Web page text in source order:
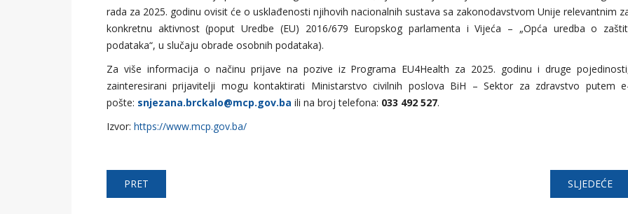
rada za 2025. godinu ovisit će o usklađenosti njihovih nacionalnih sustava sa zakonodavstvom Unije relevantnim
konkretnu aktivnost (poput Uredbe (EU) 2016/679 Europskog parlamenta i Vijeća – „Opća uredba o
podataka“, u slučaju obrade osobnih podataka).
Za više informacija o načinu prijave na pozive iz Programa EU4Health za 2025. godinu i druge
zainteresirani prijavitelji mogu kontaktirati Ministarstvo civilnih poslova BiH – Sektor za zdravstvo putem
pošte: snjezana.brckalo@mcp.gov.ba ili na broj telefona: 033 492 527.
Izvor: https://www.mcp.gov.ba/
PRET SLJEDEĆE